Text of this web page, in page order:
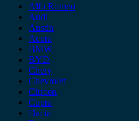
Alfa Romeo
Audi
Austin
Acura
BMW
BYD
Chery
Chevrolet
Citroen
Cupra
Dacia